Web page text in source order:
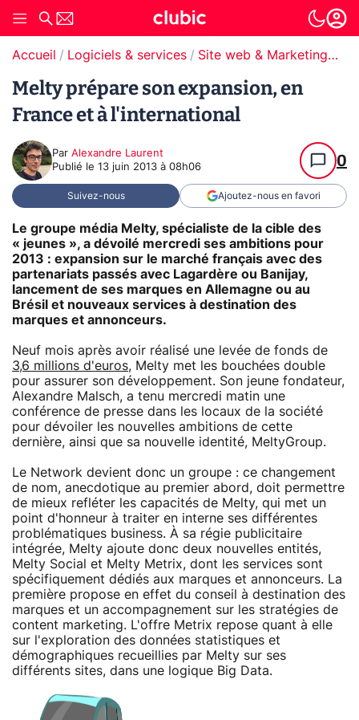
Accueil Logiciels & services Site web & Marketing Digital
Melty prépare son expansion, en
France et à l'international
Par Alexandre Laurent
Publié le 13 juin 2013 à 08h06 0
Suivez-nous Ajoutez-nous en favori
Le groupe média Melty, spécialiste de la cible des
« jeunes », a dévoilé mercredi ses ambitions pour
2013 : expansion sur le marché français avec des
partenariats passés avec Lagardère ou Banijay,
lancement de ses marques en Allemagne ou au
Brésil et nouveaux services à destination des
marques et annonceurs.
Neuf mois après avoir réalisé une levée de fonds de
3,6 millions d'euros, Melty met les bouchées double
pour assurer son développement. Son jeune fondateur,
Alexandre Malsch, a tenu mercredi matin une
conférence de presse dans les locaux de la société
pour dévoiler les nouvelles ambitions de cette
dernière, ainsi que sa nouvelle identité, MeltyGroup.
Le Network devient donc un groupe : ce changement
de nom, anecdotique au premier abord, doit permettre
de mieux refléter les capacités de Melty, qui met un
point d'honneur à traiter en interne ses différentes
problématiques business. À sa régie publicitaire
intégrée, Melty ajoute donc deux nouvelles entités,
Melty Social et Melty Metrix, dont les services sont
spécifiquement dédiés aux marques et annonceurs. La
première propose en effet du conseil à destination des
marques et un accompagnement sur les stratégies de
content marketing. L'offre Metrix repose quant à elle
sur l'exploration des données statistiques et
démographiques recueillies par Melty sur ses
différents sites, dans une logique Big Data.